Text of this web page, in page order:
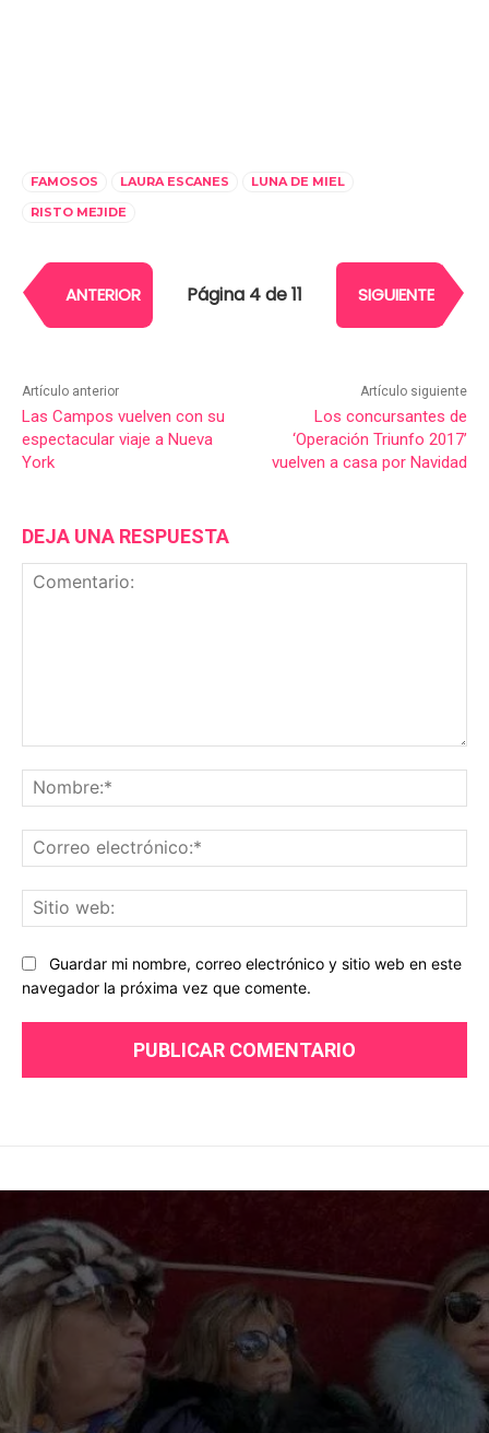
FAMOSOS LAURA ESCANES
LUNA DE MIEL
RISTO MEJIDE
ANTERIOR Página 4 de 11 SIGUIENTE
Artículo anterior
Las Campos vuelven con su
espectacular viaje a Nueva
York
Artículo siguiente
Los concursantes de
‘Operación Triunfo 2017’
vuelven a casa por Navidad
DEJA UNA RESPUESTA
Guardar mi nombre, correo electrónico y sitio web en este
navegador la próxima vez que comente.